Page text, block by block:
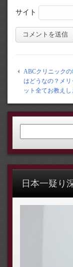
サイト
ABCクリニック
はどうなの？メリ
ット全てお教えし
日本一疑り